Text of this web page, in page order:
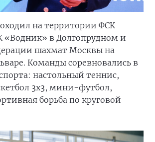
на территории ФСК
«Водник» в Долгопрудном и
шахмат Москвы на
Команды соревновались в
настольный теннис,
3x3, мини-футбол,
борьба по круговой